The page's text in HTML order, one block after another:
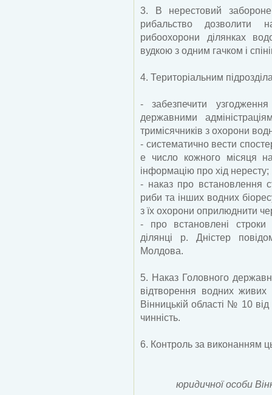
3. В нерестовий
рибальство дозволити
рибоохорони ділянках
вудкою з одним гачком і
4. Територіальним
- забезпечити
державними
тримісячників з охорони
- систематично вести
е число кожного місяця
інформацію про хід нересту;
- наказ про встановлення
риби та інших водних
з їх охорони оприлюднити
- про встановлені строки
ділянці р. Дністер
Молдова.
5. Наказ Головного
відтворення водних
Вінницькій області № 10
чинність.
6. Контроль за виконанням
юридичної особи